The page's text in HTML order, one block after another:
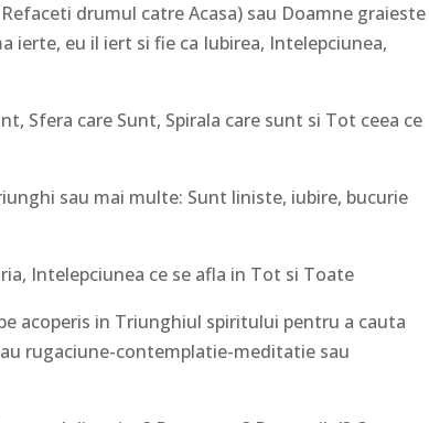
drumul catre Acasa) sau Doamne graieste
ierte, eu il iert si fie ca Iubirea, Intelepciunea,
care Sunt, Spirala care sunt si Tot ceea ce
sau mai multe: Sunt liniste, iubire, bucurie
Intelepciunea ce se afla in Tot si Toate
in Triunghiul spiritului pentru a cauta
rugaciune-contemplatie-meditatie sau